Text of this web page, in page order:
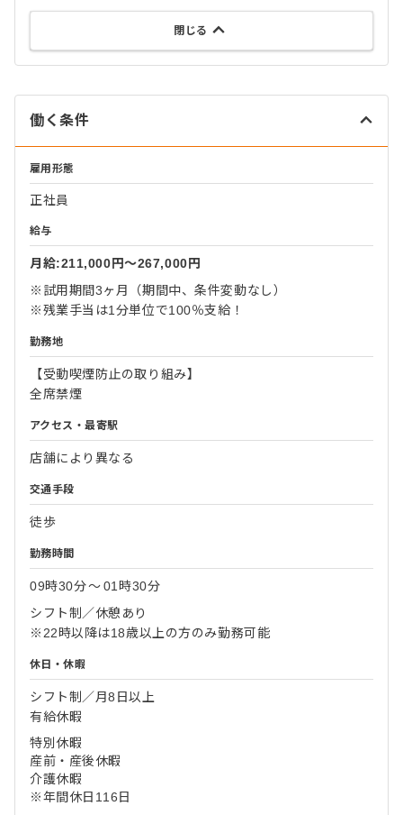
閉じる
働く条件
雇用形態
正社員
給与
月給:211,000円〜267,000円
※試用期間3ヶ月（期間中、条件変動なし）
※残業手当は1分単位で100％支給！
勤務地
【受動喫煙防止の取り組み】
全席禁煙
アクセス・最寄駅
店舗により異なる
交通手段
徒歩
勤務時間
09時30分〜01時30分
シフト制／休憩あり
※22時以降は18歳以上の方のみ勤務可能
休日・休暇
シフト制／月8日以上
有給休暇
特別休暇
産前・産後休暇
介護休暇
※年間休日116日